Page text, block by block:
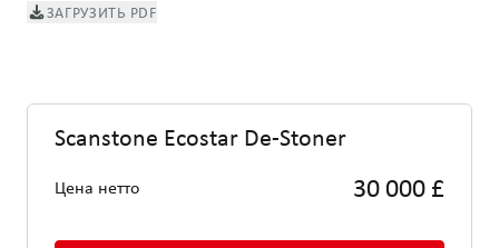
ЗАГРУЗИТЬ PDF
Scanstone Ecostar De-Stoner
Цена нетто 30 000 £